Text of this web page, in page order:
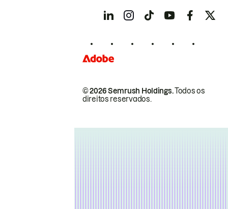
© 2026 Semrush Holdings.Todos os
direitos reservados.